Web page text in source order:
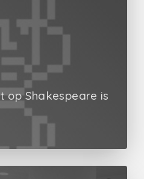
op Shakespeare is